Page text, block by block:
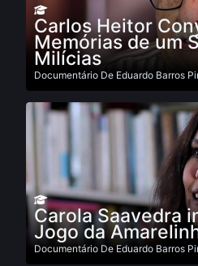
Carlos Heitor
Memórias de um
Milícias
Documentário De Eduardo Barros
Carola Saavedra
Jogo da
Documentário De Eduardo Barros